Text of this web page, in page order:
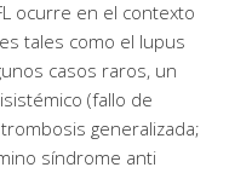
ocurre en el contexto
tales como el lupus
casos raros, un
(fallo de
generalizada;
síndrome anti